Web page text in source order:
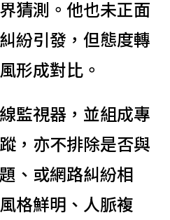
猜測。他也未正面
紛引發，但態度轉
形成對比。
監視器，並組成專
，亦不排除是否與
、或網路糾紛相
格鮮明、人脈複